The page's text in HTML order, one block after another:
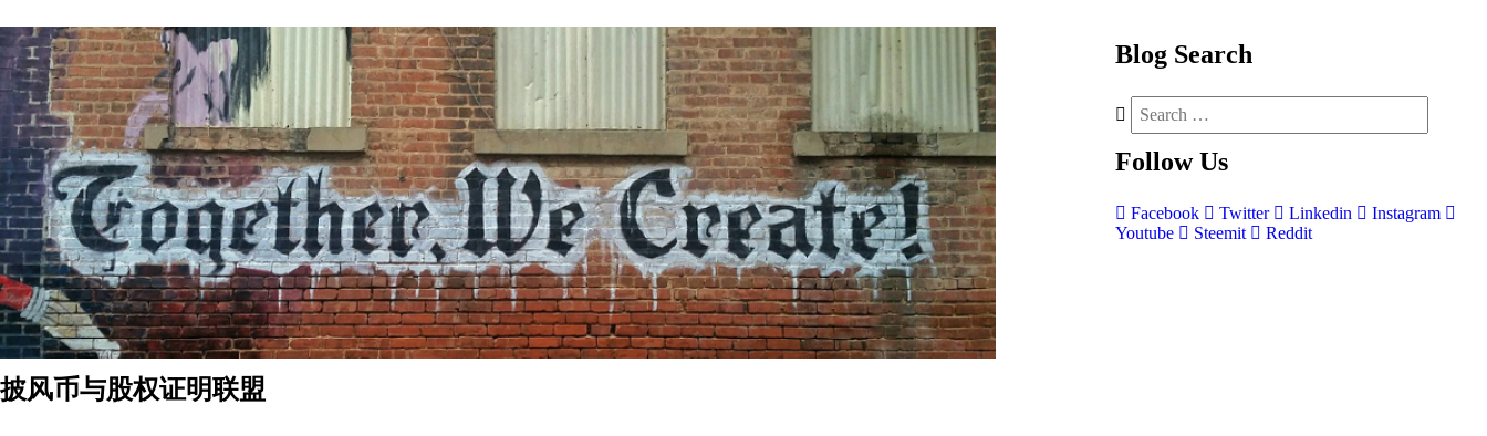
披风币与股权证明联盟
Blog Search
Follow Us
Facebook Twitter Linkedin
Instagram
Youtube
Steemit Reddit